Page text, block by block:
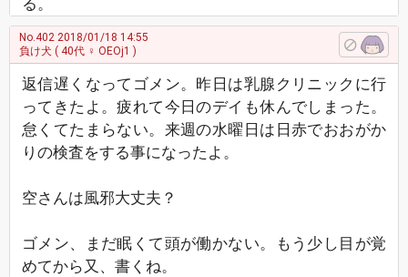
る。
No.402 2018/01/18 14:55
負け犬 ( 40代 ♀ OEOj1 )
返信遅くなってゴメン。昨日は乳腺クリニックに行
ってきたよ。疲れて今日のデイも休んでしまった。
怠くてたまらない。来週の水曜日は日赤でおおがか
りの検査をする事になったよ。
空さんは風邪大丈夫？
ゴメン、まだ眠くて頭が働かない。もう少し目が覚
めてから又、書くね。